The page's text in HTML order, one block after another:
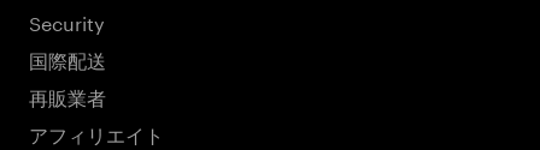
Security
国際配送
再販業者
アフィリエイト